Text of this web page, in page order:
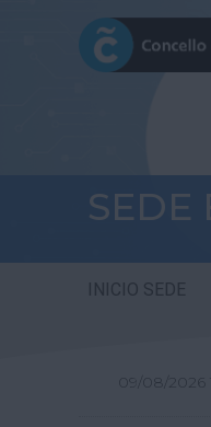
SEDE
INICIO SEDE
09/08/2026